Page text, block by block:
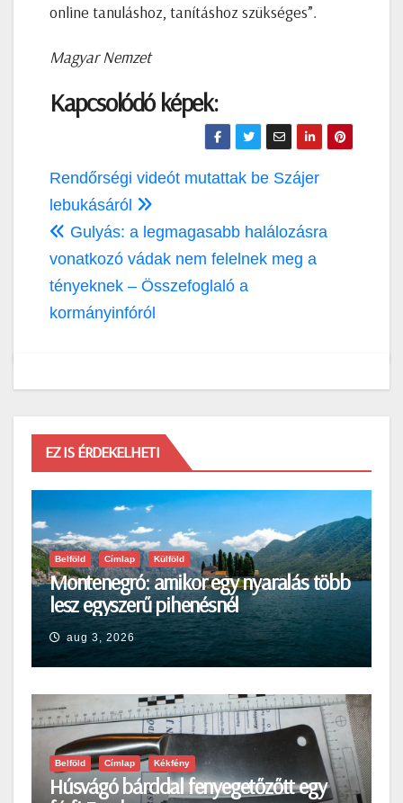
online tanuláshoz, tanításhoz szükséges”.
Magyar Nemzet
Kapcsolódó képek:
Bejegyzés
navigáció
Rendőrségi videót mutattak be Szájer
lebukásáról
Gulyás: a legmagasabb halálozásra
vonatkozó vádak nem felelnek meg a
tényeknek – Összefoglaló a
kormányinfóról
EZ IS ÉRDEKELHETI
Belföld Címlap Külföld
Montenegró: amikor egy nyaralás több
lesz egyszerű pihenésnél
aug 3, 2026
Belföld Címlap Kékfény
Húsvágó bárddal fenyegetőzőtt egy